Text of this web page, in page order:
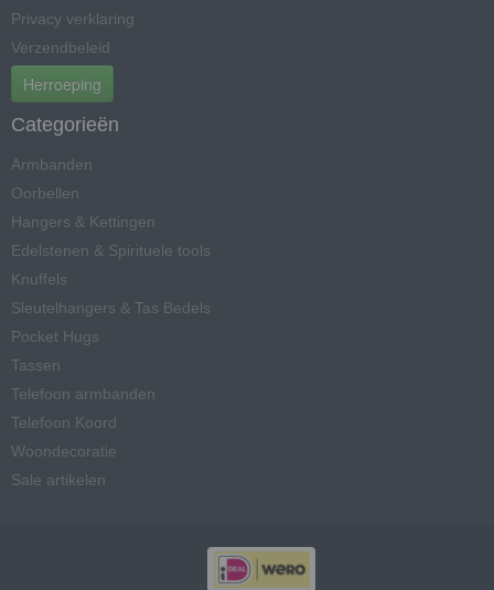
Privacy verklaring
Verzendbeleid
Herroeping
Categorieën
Armbanden
Oorbellen
Hangers & Kettingen
Edelstenen & Spirituele tools
Knuffels
Sleutelhangers & Tas Bedels
Pocket Hugs
Tassen
Telefoon armbanden
Telefoon Koord
Woondecoratie
Sale artikelen